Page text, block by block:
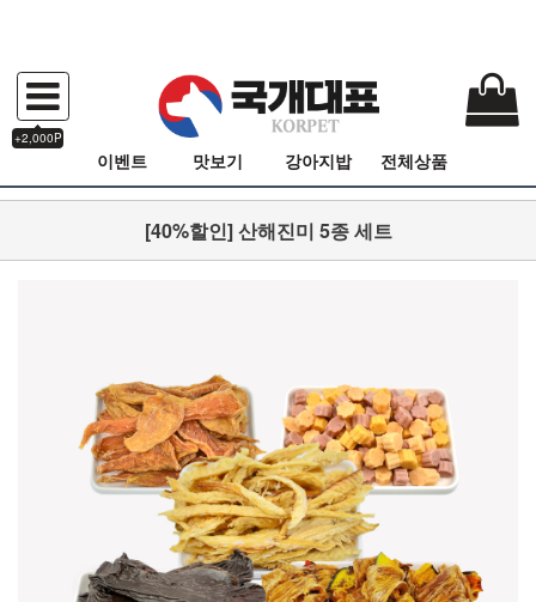
+2,000P
이벤트 맛보기 강아지밥 전체상품
[40%할인] 산해진미 5종 세트